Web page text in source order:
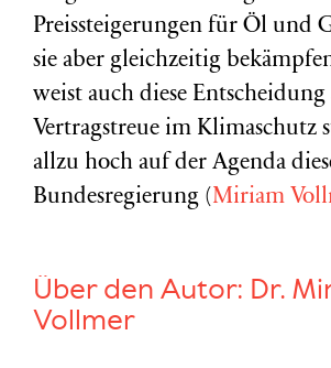
Preissteigerungen für Öl und
sie aber gleichzeitig
weist auch diese Entscheidung
Vertragstreue im Klimaschutz
allzu hoch auf der Agenda
Bundesregierung (Miriam
Über den Autor: Dr.
Vollmer